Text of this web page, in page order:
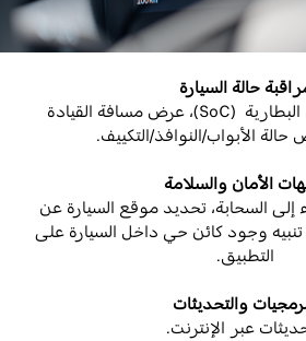
حالة السيارة
(SoC)
، عرض مسافة القيادة
حالة الأبواب/النوافذ/التكييف.
الأمان والسلامة
إلى السحابة، تحديد موقع السيارة عن
وجود كائن حي داخل السيارة على
التطبيق.
والتحديثات
عبر الإنترنت.